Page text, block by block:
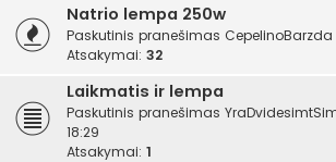
Natrio lempa 250w
Paskutinis pranešimas CepelinoBarzda
Atsakymai: 32
Laikmatis ir lempa
Paskutinis pranešimas
18:29
Atsakymai: 1